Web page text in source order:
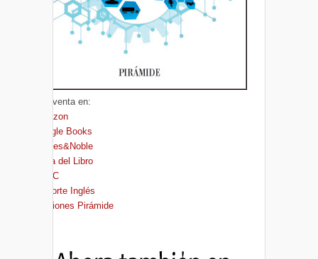
A la venta en:
Amazon
Google Books
Barnes&Noble
Casa del Libro
FNAC
El Corte Inglés
Ediciones Pirámide